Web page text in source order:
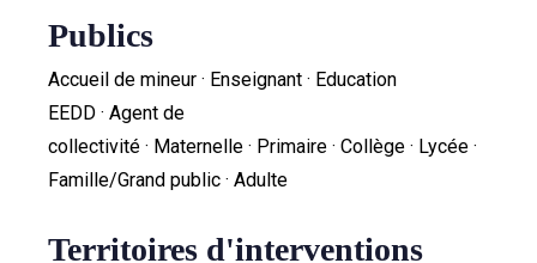
Publics
Accueil de mineur · Enseignant · Education
EEDD · Agent de
collectivité · Maternelle · Primaire · Collège · Lycée ·
Famille/Grand public · Adulte
Territoires d'interventions